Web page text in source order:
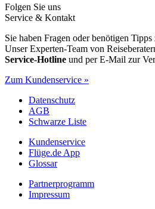
Folgen Sie uns
Service & Kontakt
Sie haben Fragen oder benötigen
Unser Experten-Team von
Service-Hotline und per E-Mail zur
Zum Kundenservice »
Datenschutz
AGB
Schwarze Liste
Kundenservice
Flüge.de App
Glossar
Partnerprogramm
Impressum